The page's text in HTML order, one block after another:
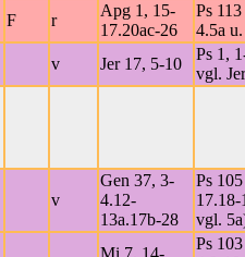
F r
Apg 1, 15-
17.20ac-26
Ps
4.5a
v Jer 17, 5-10
Ps 1,
vgl.
v
Gen 37, 3-
4.12-
13a.17b-28
Ps
vgl.
Mi 7, 14-
Ps